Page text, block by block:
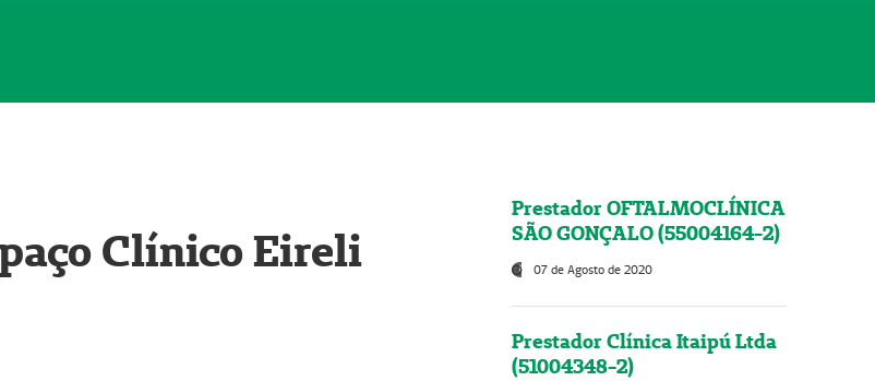
Clínico Eireli
Prestador OFTALMOCLÍNICA
SÃO GONÇALO (55004164-2)
07 de Agosto de 2020
Prestador Clínica Itaipú Ltda
(51004348-2)